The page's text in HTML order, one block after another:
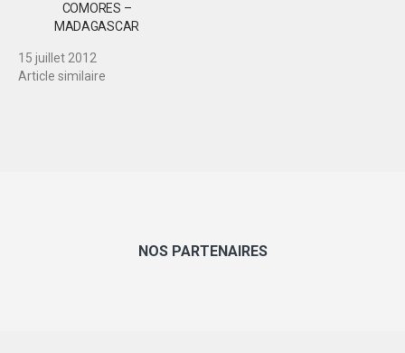
COMORES –
MADAGASCAR
15 juillet 2012
Article similaire
NOS PARTENAIRES